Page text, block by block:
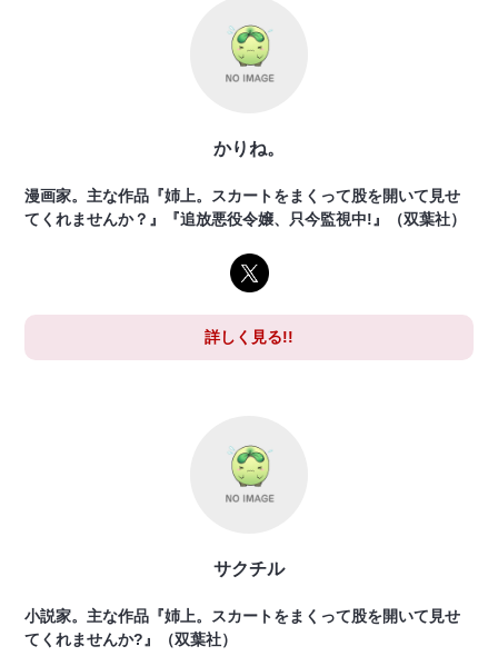
かりね。
漫画家。主な作品『姉上。スカートをまくって股を開いて見せ
てくれませんか？』『追放悪役令嬢、只今監視中!』（双葉社）
詳しく見る!!
サクチル
小説家。主な作品『姉上。スカートをまくって股を開いて見せ
てくれませんか?』（双葉社）